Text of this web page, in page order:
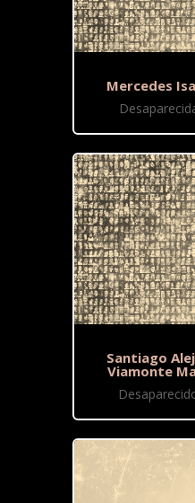
Mercedes
Santiago
Viamonte